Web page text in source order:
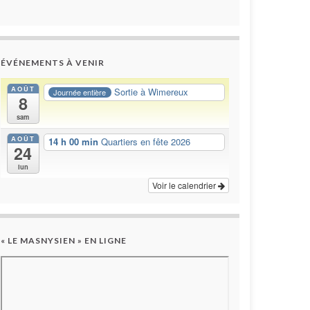
ÉVÉNEMENTS À VENIR
AOÛT
8
sam
Journée entière Sortie à Wimereux
AOÛT
24
lun
14 h 00 min Quartiers en fête 2026
Voir le calendrier
« LE MASNYSIEN » EN LIGNE